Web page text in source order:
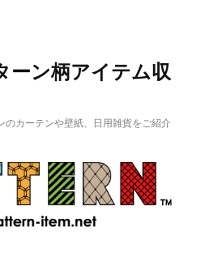
ーン柄アイテム収
のカーテンや壁紙、日用雑貨をご紹介